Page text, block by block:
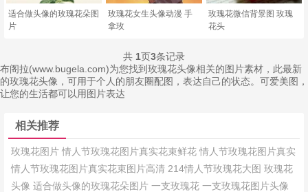
适合做头像的玫瑰花朵图
片
玫瑰花女生头像动漫 手
拿玫
玫瑰花微信背景图 玫瑰
花头
共 1页3条记录
布阁拉(www.bugela.com)为您找到玫瑰花头像相关的图片素材，此最新
的玫瑰花头像，可用于个人的朋友圈配图，表达自己的状态。可爱美图，
让您的生活都可以用图片表达
相关推荐
玫瑰花图片 情人节玫瑰花图片真实花束鲜花 情人节玫瑰花图片真实
情人节玫瑰花图片真实花束图片高清 214情人节玫瑰花大图 玫瑰花
头像 适合做头像的玫瑰花朵图片 一支玫瑰花 一支玫瑰花图片头像